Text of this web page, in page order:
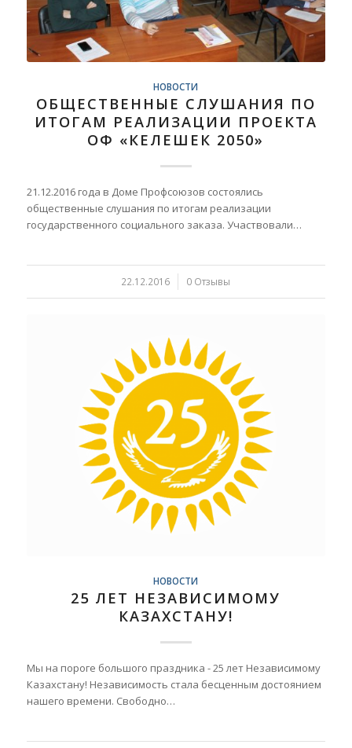
НОВОСТИ
ОБЩЕСТВЕННЫЕ СЛУШАНИЯ ПО
ИТОГАМ РЕАЛИЗАЦИИ ПРОЕКТА
ОФ «КЕЛЕШЕК 2050»
21.12.2016 года в Доме Профсоюзов состоялись
общественные слушания по итогам реализации
государственного социального заказа. Участвовали…
22.12.2016
/ 0 Отзывы
НОВОСТИ
25 ЛЕТ НЕЗАВИСИМОМУ
КАЗАХСТАНУ!
Мы на пороге большого праздника - 25 лет Независимому
Казахстану! Независимость стала бесценным достоянием
нашего времени. Свободно…